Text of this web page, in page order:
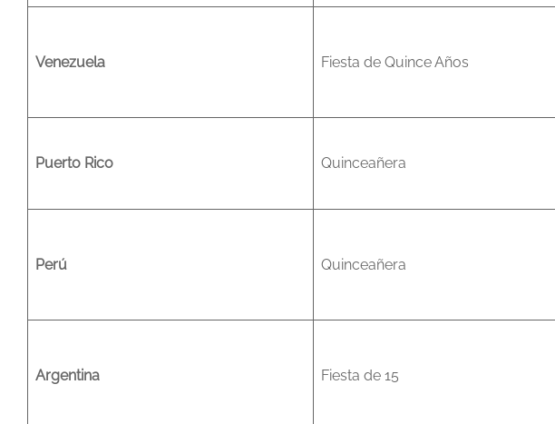
Venezuela Fiesta de Quince Años
Puerto Rico Quinceañera
Perú Quinceañera
Argentina Fiesta de 15